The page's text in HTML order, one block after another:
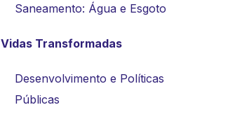
Saneamento: Água e Esgoto
Vidas Transformadas
Desenvolvimento e Políticas
Públicas